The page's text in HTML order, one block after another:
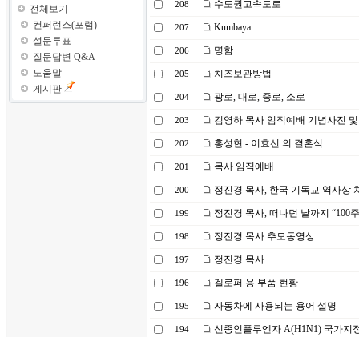
전체보기
컨퍼런스(포럼)
설문투표
질문답변 Q&A
도움말
게시판
208 수도권고속도로
207 Kumbaya
206 명함
205 치즈보관방법
204 광로, 대로, 중로, 소로
203 김영하 목사 임직예배 기념사진
202 홍성현 - 이효선 의 결혼식
201 목사 임직예배
200 정진경 목사, 한국 기독교 역사상
199 정진경 목사, 떠나던 날까지 “100
198 정진경 목사 추모동영상
197 정진경 목사
196 겔로퍼 용 부품 현황
195 자동차에 사용되는 용어 설명
194 신종인플루엔자 A(H1N1) 국가지